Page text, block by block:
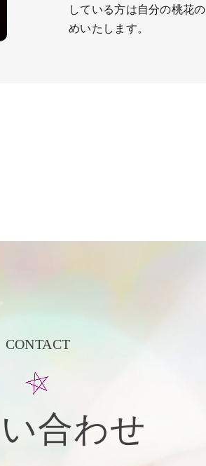
している方は自分の桃花
めいたします。
CONTACT
合わせ